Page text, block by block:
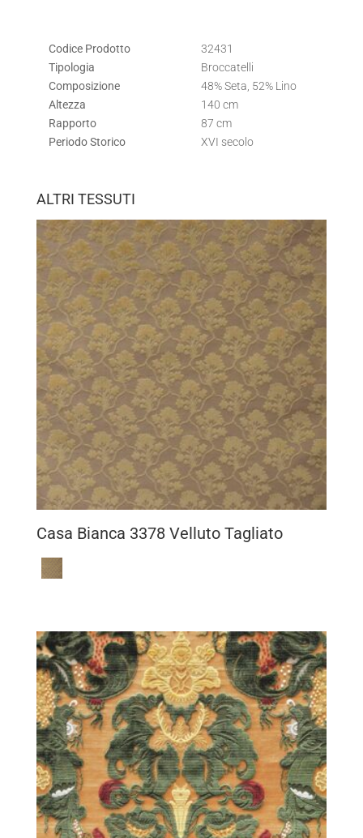
Codice Prodotto
32431
Tipologia
Broccatelli
Composizione
48% Seta, 52% Lino
Altezza
140 cm
Rapporto
87 cm
Periodo Storico
XVI secolo
ALTRI TESSUTI
Casa Bianca 3378 Velluto Tagliato